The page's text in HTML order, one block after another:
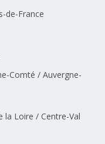
de-France
Comté / Auvergne-
la Loire / Centre-Val